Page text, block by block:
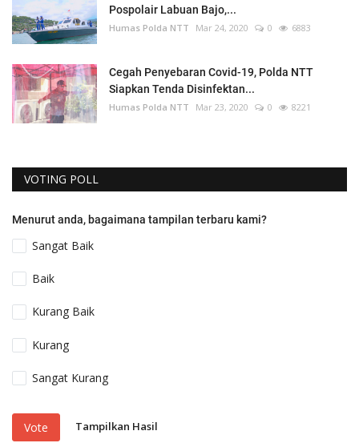
Pospolair Labuan Bajo,...
Humas Polda NTT Mar 24, 2020 0 6883
Cegah Penyebaran Covid-19, Polda NTT
Siapkan Tenda Disinfektan...
Humas Polda NTT Mar 23, 2020 0 8221
VOTING POLL
Menurut anda, bagaimana tampilan terbaru kami?
Sangat Baik
Baik
Kurang Baik
Kurang
Sangat Kurang
Vote Tampilkan Hasil